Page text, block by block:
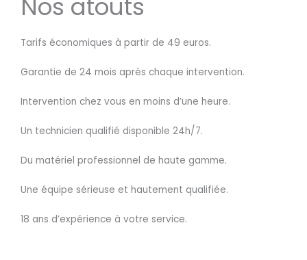
Nos atouts
Tarifs économiques à partir de 49 euros.
Garantie de 24 mois après chaque intervention.
Intervention chez vous en moins d’une heure.
Un technicien qualifié disponible 24h/7.
Du matériel professionnel de haute gamme.
Une équipe sérieuse et hautement qualifiée.
18 ans d’expérience à votre service.